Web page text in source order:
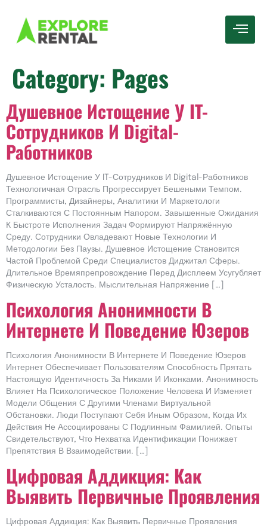
Category: Pages
Душевное Истощение У IT-
Сотрудников И Digital-
Работников
Душевное Истощение У IT-Сотрудников И Digital-Работников
Технологичная Отрасль Прогрессирует Бешеными Темпом.
Программисты, Дизайнеры, Аналитики И Маркетологи
Сталкиваются С Постоянным Напором. Завышенные Ожидания
К Быстроте Исполнения Задач Формируют Напряжённую
Среду. Сотрудники Овладевают Новые Технологии И
Методологии Без Паузы. Душевное Истощение Становится
Частой Проблемой Среди Специалистов Диджитал Сферы.
Длительное Времяпрепровождение Перед Дисплеем Усугубляет
Физическую Усталость. Мыслительная Напряжение […]
Психология Анонимности В
Интернете И Поведение Юзеров
Психология Анонимности В Интернете И Поведение Юзеров
Интернет Обеспечивает Пользователям Способность Прятать
Настоящую Идентичность За Никами И Иконками. Анонимность
Влияет На Психологическое Положение Человека И Изменяет
Модели Общения С Другими Членами Виртуальной
Обстановки. Люди Поступают Себя Иным Образом, Когда Их
Действия Не Ассоциированы С Подлинным Фамилией. Опыты
Свидетельствуют, Что Нехватка Идентификации Понижает
Препятствия В Взаимодействии. […]
Цифровая Аддикция: Как
Выявить Первичные Проявления
Цифровая Аддикция: Как Выявить Первичные Проявления